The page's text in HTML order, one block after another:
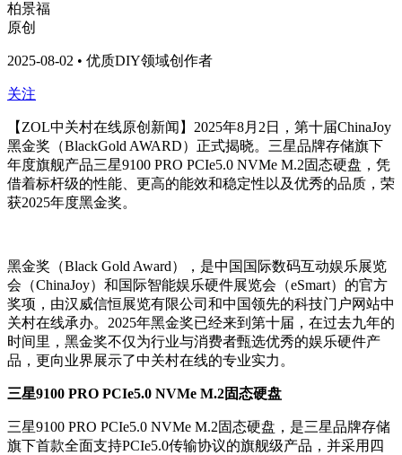
柏景福
原创
2025-08-02 • 优质DIY领域创作者
关注
【ZOL中关村在线原创新闻】2025年8月2日，第十届ChinaJoy
黑金奖（BlackGold AWARD）正式揭晓。三星品牌存储旗下
年度旗舰产品三星9100 PRO PCIe5.0 NVMe M.2固态硬盘，凭
借着标杆级的性能、更高的能效和稳定性以及优秀的品质 ，荣
获2025年度黑金奖。
黑金奖（Black Gold Award），是中国国际数码互动娱乐展览
会（ChinaJoy）和国际智能娱乐硬件展览会（eSmart）的官方
奖项，由汉威信恒展览有限公司和中国领先的科技门户网站中
关村在线承办。2025年黑金奖已经来到第十届，在过去九年的
时间里，黑金奖不仅为行业与消费者甄选优秀的娱乐硬件产
品，更向业界展示了中关村在线的专业实力。
三星9100 PRO PCIe5.0 NVMe M.2固态硬盘
三星9100 PRO PCIe5.0 NVMe M.2固态硬盘，是三星品牌存储
旗下首款全面支持PCIe5.0传输协议的旗舰级产品，并采用四